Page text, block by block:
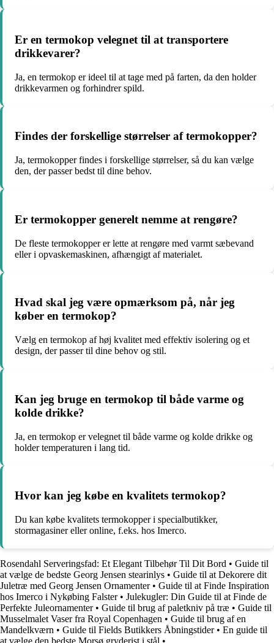
Er en termokop velegnet til at transportere
drikkevarer?
Ja, en termokop er ideel til at tage med på farten, da den holder
drikkevarmen og forhindrer spild.
Findes der forskellige størrelser af termokopper?
Ja, termokopper findes i forskellige størrelser, så du kan vælge
den, der passer bedst til dine behov.
Er termokopper generelt nemme at rengøre?
De fleste termokopper er lette at rengøre med varmt sæbevand
eller i opvaskemaskinen, afhængigt af materialet.
Hvad skal jeg være opmærksom på, når jeg
køber en termokop?
Vælg en termokop af høj kvalitet med effektiv isolering og et
design, der passer til dine behov og stil.
Kan jeg bruge en termokop til både varme og
kolde drikke?
Ja, en termokop er velegnet til både varme og kolde drikke og
holder temperaturen i lang tid.
Hvor kan jeg købe en kvalitets termokop?
Du kan købe kvalitets termokopper i specialbutikker,
stormagasiner eller online, f.eks. hos Imerco.
Rosendahl Serveringsfad: Et Elegant Tilbehør Til Dit Bord • Guide til
at vælge de bedste Georg Jensen stearinlys • Guide til at Dekorere dit
Juletræ med Georg Jensen Ornamenter• Guide til at Finde Inspiration
hos Imerco i Nykøbing Falster• Julekugler: Din Guide til at Finde de
Perfekte Juleornamenter• Guide til brug af paletkniv på træ • Guide til
Musselmalet Vaser fra Royal Copenhagen • Guide til brug af en
Mandelkværn • Guide til Fields Butikkers Åbningstider• En guide til
at vælge den bedste Morsø gryderist i stål •